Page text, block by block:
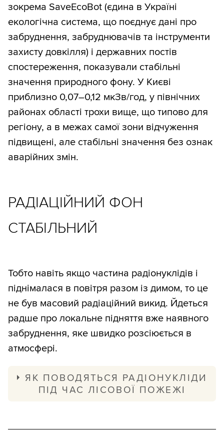
зокрема SaveEcoBot (єдина в Україні
екологічна система, що поєднує дані про
забруднення, забруднювачів та інструменти
захисту довкілля) і державних постів
спостереження, показували стабільні
значення природного фону. У Києві
приблизно 0,07–0,12 мкЗв/год, у північних
районах області трохи вище, що типово для
регіону, а в межах самої зони відчуження
підвищені, але стабільні значення без ознак
аварійних змін.
РАДІАЦІЙНИЙ ФОН
СТАБІЛЬНИЙ
Тобто навіть якщо частина радіонуклідів і
піднімалася в повітря разом із димом, то це
не був масовий радіаційний викид. Йдеться
радше про локальне підняття вже наявного
забруднення, яке швидко розсіюється в
атмосфері.
ЯК ПОВОДЯТЬСЯ РАДІОНУКЛІДИ
ПІД ЧАС ЛІСОВОЇ ПОЖЕЖІ
стронцій-90.